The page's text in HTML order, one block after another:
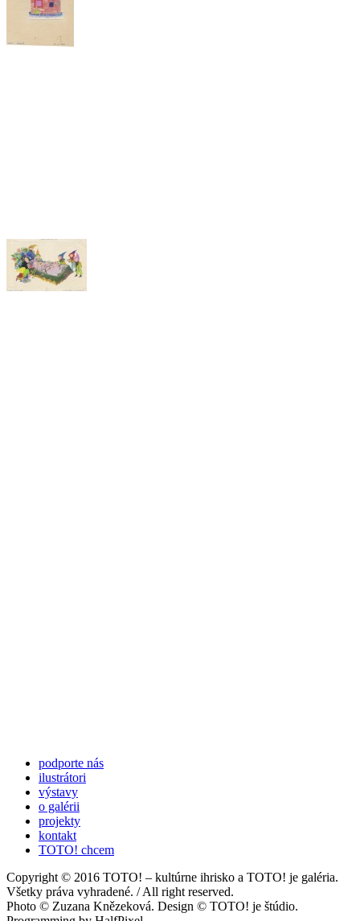
podporte nás
ilustrátori
výstavy
o galérii
projekty
kontakt
TOTO! chcem
Copyright © 2016 TOTO! – kultúrne ihrisko a TOTO! je galéria.
Všetky práva vyhradené. / All right reserved.
Photo © Zuzana Knězeková. Design © TOTO! je štúdio.